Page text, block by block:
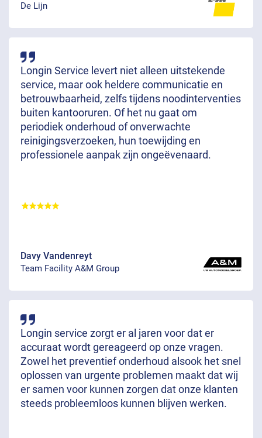
De Lijn
Longin Service levert niet alleen uitstekende
service, maar ook heldere communicatie en
betrouwbaarheid, zelfs tijdens noodinterventies
buiten kantooruren. Of het nu gaat om
periodiek onderhoud of onverwachte
reinigingsverzoeken, hun toewijding en
professionele aanpak zijn ongeëvenaard.
Davy Vandenreyt
Team Facility A&M Group
Longin service zorgt er al jaren voor dat er
accuraat wordt gereageerd op onze vragen.
Zowel het preventief onderhoud alsook het snel
oplossen van urgente problemen maakt dat wij
er samen voor kunnen zorgen dat onze klanten
steeds probleemloos kunnen blijven werken.